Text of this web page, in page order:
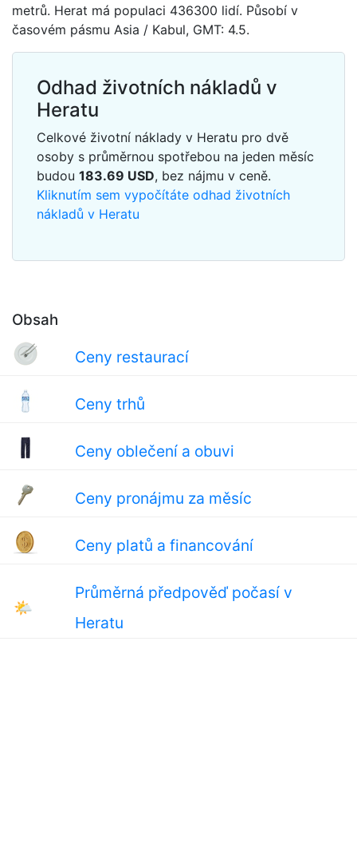
Obsah
Ceny restaurací
Ceny trhů
Ceny oblečení a obuvi
Ceny pronájmu za měsíc
Ceny platů a financování
🌤
Průměrná předpověď počasí v
Heratu
metrů. Herat má populaci 436300 lidí. Působí v
časovém pásmu Asia / Kabul, GMT: 4.5.
Odhad životních nákladů v
Heratu
Celkové životní náklady v Heratu pro dvě
osoby s průměrnou spotřebou na jeden měsíc
budou 183.69 USD, bez nájmu v ceně.
Kliknutím sem vypočítáte odhad životních
nákladů v Heratu